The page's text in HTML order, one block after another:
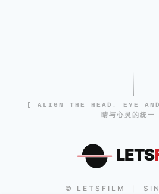
[ ALIGN THE HEAD, EYE
睛与心灵的统
LETS
© LETSFILM